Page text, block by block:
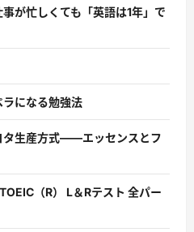
が忙しくても「英語は1年」で
ラになる勉強法
タ生産方式――エッセンスとフ
（R） L＆Rテスト 全パー